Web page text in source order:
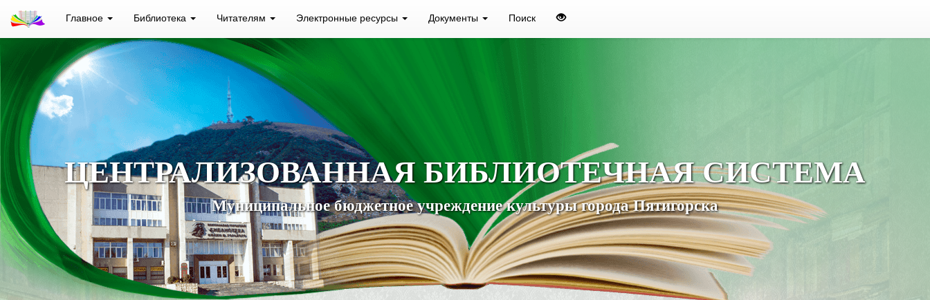
Главное Библиотека Читателям Электронные ресурсы Документы Поиск
ЦЕНТРАЛИЗОВАННАЯ БИБЛИОТЕЧНАЯ СИСТЕМА
Муниципальное бюджетное учреждение культуры города Пятигорска